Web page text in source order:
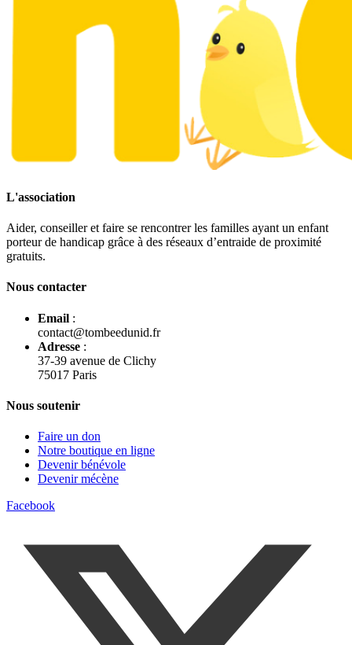
L'association
Aider, conseiller et faire se rencontrer les familles ayant un enfant
porteur de handicap grâce à des réseaux d’entraide de proximité
gratuits.
Nous contacter
Email :
contact@tombeedunid.fr
Adresse :
37-39 avenue de Clichy
75017 Paris
Nous soutenir
Faire un don
Notre boutique en ligne
Devenir bénévole
Devenir mécène
Facebook